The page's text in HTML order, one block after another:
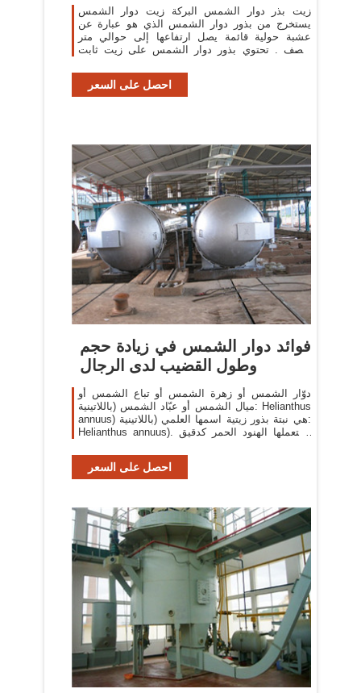
زيت بذر دوار الشمس البركة زيت دوار الشمس
يستخرج من بذور دوار الشمس الذي هو عبارة عن
عشبة حولية قائمة يصل ارتفاعها إلى حوالي متر
ونصف . تحتوي بذور دوار الشمس على زيت ثابت
تصل إلى
احصل على السعر
فوائد دوار الشمس في زيادة حجم
وطول القضيب لدى الرجال
دوّار الشمس أو زهرة الشمس أو تباع الشمس أو
ميال الشمس أو عبّاد الشمس (باللاتينية: Helianthus
annuus) هي نبتة بذور زيتية اسمها العلمي (باللاتينية:
Helianthus annuus). استعملها الهنود الحمر كدقيق
احصل على السعر